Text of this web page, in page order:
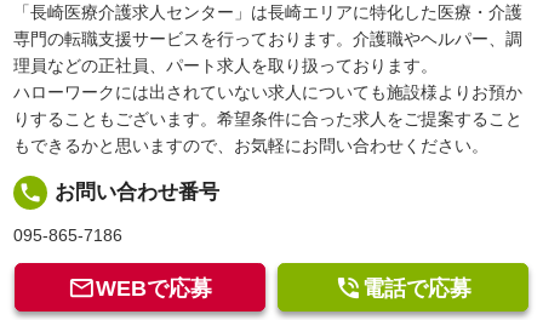
「長崎医療介護求人センター」は長崎エリアに特化した医療・介護
専門の転職支援サービスを行っております。介護職やヘルパー、調
理員などの正社員、パート求人を取り扱っております。
ハローワークには出されていない求人についても施設様よりお預か
りすることもございます。希望条件に合った求人をご提案すること
もできるかと思いますので、お気軽にお問い合わせください。
local_phone お問い合わせ番号
095-865-7186
WEBで応募  電話で応募